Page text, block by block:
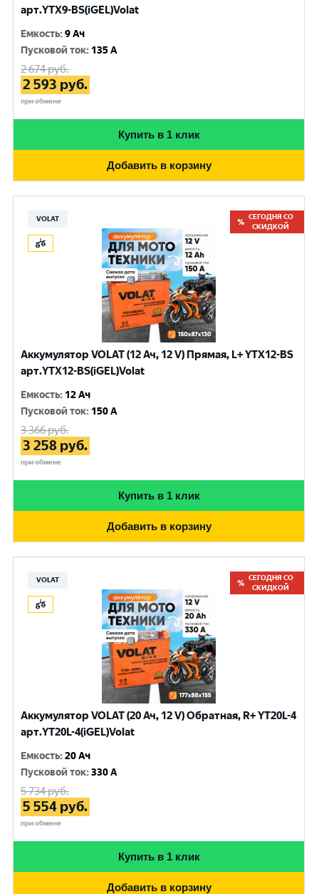
арт.YTX9-BS(iGEL)Volat
Емкость:9 Ач
Пусковой ток: 135 A
2 674руб.
2 593 руб.
при обмене
Купить в 1 клик
Добавить в корзину
VOLAT
СЕГОДНЯ СО
СКИДКОЙ
Аккумулятор VOLAT (12 Ач, 12 V) Прямая, L+ YTX12-BS
арт.YTX12-BS(iGEL)Volat
Емкость: 12 Ач
Пусковой ток: 150 A
3 366руб.
3 258 руб.
при обмене
Купить в 1 клик
Добавить в корзину
VOLAT
СЕГОДНЯ СО
СКИДКОЙ
Аккумулятор VOLAT (20 Ач, 12 V) Обратная, R+ YT20L-4
арт.YT20L-4(iGEL)Volat
Емкость:20 Ач
Пусковой ток:330 A
5 734руб.
5 554 руб.
при обмене
Купить в 1 клик
Добавить в корзину